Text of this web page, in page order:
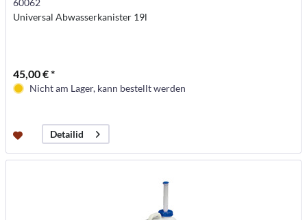
60062
Universal Abwasserkanister 19l
45,00 € *
Nicht am Lager, kann bestellt werden
Detailid